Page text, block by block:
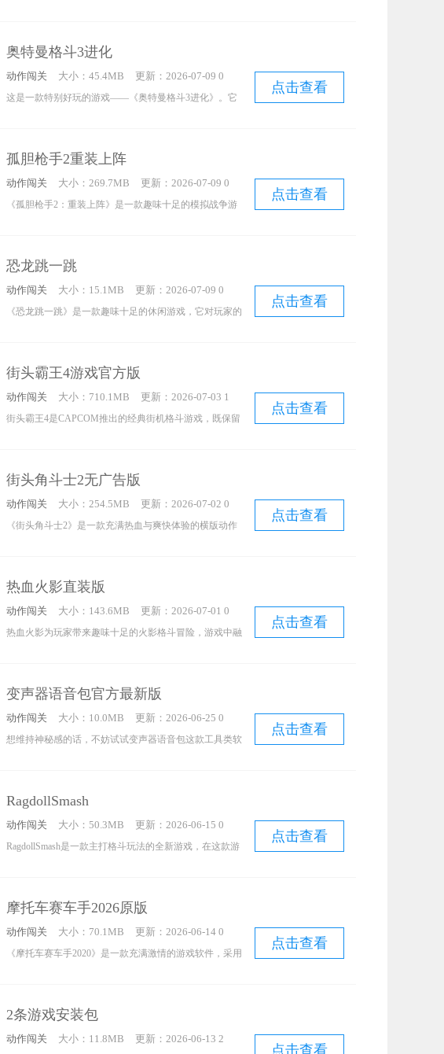
进而开启一场扣人心弦的冒险征程！
奥特曼格斗3进化
动作闯关 大小：45.4MB
更新：2026-07-09 0
3:36:11
这是一款特别好玩的游戏——《奥特曼格斗3进化》。它
随他一同降伏怪兽？千万别错过这款游戏，它定会给你带
来满满的惊喜。
点击查看
孤胆枪手2重装上阵
动作闯关 大小：269.7MB
更新：2026-07-09 0
1:36:11
《孤胆枪手2：重装上阵》是一款趣味十足的模拟战争游
在阵营周边构建更为完善的防御系统，从而为策略性战斗
开创更多全新局面。感兴趣的玩家，不妨快来《孤胆枪手
2：重装上阵》无敌版体验一番吧。
点击查看
恐龙跳一跳
动作闯关 大小：15.1MB
更新：2026-07-09 0
1:25:14
《恐龙跳一跳》是一款趣味十足的休闲游戏，它对玩家的
带来别样的体验。要是你对这类游戏感兴趣，不妨尝试一
下。
点击查看
街头霸王4游戏官方版
动作闯关 大小：710.1MB
更新：2026-07-03 1
5:47:21
街头霸王4是CAPCOM推出的经典街机格斗游戏，既保留
放连招，感受激烈的对战乐趣。
点击查看
街头角斗士2无广告版
动作闯关 大小：254.5MB
更新：2026-07-02 0
5:51:23
《街头角斗士2》是一款充满热血与爽快体验的横版动作
惊喜与挑战，玩家需要在战斗中不断提升自身实力，从而
顺利完成每一次考验。
点击查看
热血火影直装版
动作闯关 大小：143.6MB
更新：2026-07-01 0
5:02:25
热血火影为玩家带来趣味十足的火影格斗冒险，游戏中融
决。
点击查看
变声器语音包官方最新版
动作闯关 大小：10.0MB
更新：2026-06-25 0
9:49:18
想维持神秘感的话，不妨试试变声器语音包这款工具类软
久使用所有功能，而且操作简单容易上手，不管是开黑还
是网上社交，只要是需要用到语音的场景都适用。
点击查看
RagdollSmash
动作闯关 大小：50.3MB
更新：2026-06-15 0
4:00:21
RagdollSmash是一款主打格斗玩法的全新游戏，在这款游
点击查看
摩托车赛车手2026原版
动作闯关 大小：70.1MB
更新：2026-06-14 0
4:00:21
《摩托车赛车手2020》是一款充满激情的游戏软件，采用
类高难度的特色赛道场景。感兴趣的用户不妨来体验一
番！
点击查看
2条游戏安装包
动作闯关 大小：11.8MB
更新：2026-06-13 2
点击查看